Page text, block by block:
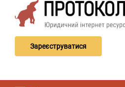
Зареєструватися